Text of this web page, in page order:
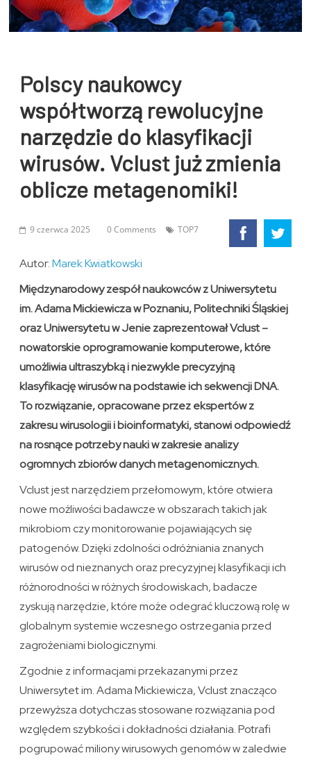
Polscy naukowcy
współtworzą rewolucyjne
narzędzie do klasyfikacji
wirusów. Vclust już zmienia
oblicze metagenomiki!
9 czerwca 2025 0 Comments TOP7
Autor:Marek Kwiatkowski
Międzynarodowy zespół naukowców z Uniwersytetu
im. Adama Mickiewicza w Poznaniu, Politechniki Śląskiej
oraz Uniwersytetu w Jenie zaprezentował Vclust –
nowatorskie oprogramowanie komputerowe, które
umożliwia ultraszybką i niezwykle precyzyjną
klasyfikację wirusów na podstawie ich sekwencji DNA.
To rozwiązanie, opracowane przez ekspertów z
zakresu wirusologii i bioinformatyki, stanowi odpowiedź
na rosnące potrzeby nauki w zakresie analizy
ogromnych zbiorów danych metagenomicznych.
Vclust jest narzędziem przełomowym, które otwiera
nowe możliwości badawcze w obszarach takich jak
mikrobiom czy monitorowanie pojawiających się
patogenów. Dzięki zdolności odróżniania znanych
wirusów od nieznanych oraz precyzyjnej klasyfikacji ich
różnorodności w różnych środowiskach, badacze
zyskują narzędzie, które może odegrać kluczową rolę w
globalnym systemie wczesnego ostrzegania przed
zagrożeniami biologicznymi.
Zgodnie z informacjami przekazanymi przez
Uniwersytet im. Adama Mickiewicza, Vclust znacząco
przewyższa dotychczas stosowane rozwiązania pod
względem szybkości i dokładności działania. Potrafi
pogrupować miliony wirusowych genomów w zaledwie